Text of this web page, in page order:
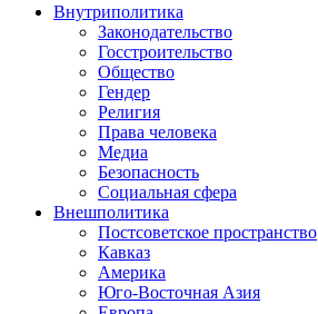
Внутриполитика
Законодательство
Госстроительство
Общество
Гендер
Религия
Права человека
Медиа
Безопасность
Социальная сфера
Внешполитика
Постсоветское пространство
Кавказ
Америка
Юго-Восточная Азия